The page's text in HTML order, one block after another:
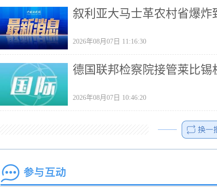
叙利亚大马士革农村省爆炸
2026年08月07日 11:16:30
德国联邦检察院接管莱比
2026年08月07日 10:46:20